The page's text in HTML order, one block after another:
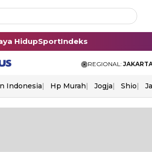
HidupSportIndeks
REGIONAL:
Indonesia Hp Murah Jogja Shio